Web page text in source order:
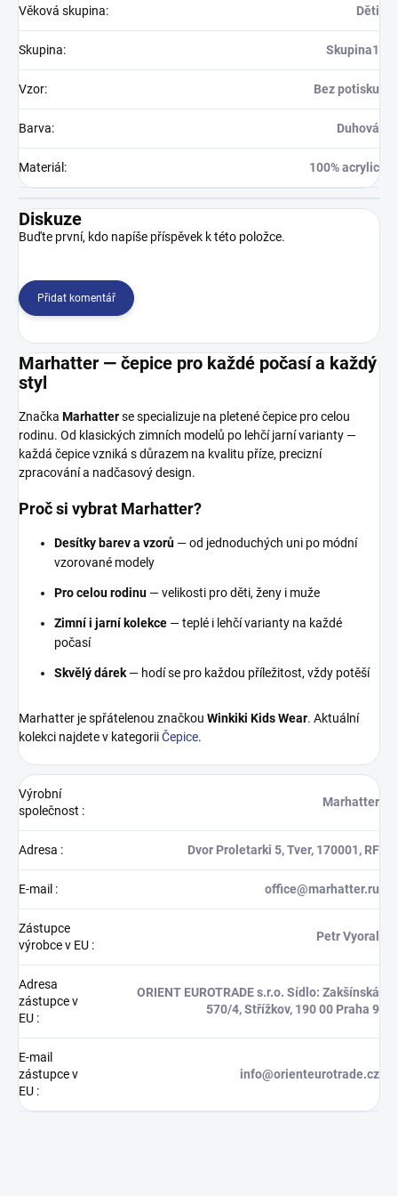
Věková skupina: Děti
Skupina: Skupina1
Vzor: Bez potisku
Barva: Duhová
Materiál : 100% acrylic
Diskuze
Buďte první, kdo napíše příspěvek k této položce.
Přidat komentář
Marhatter — čepice pro každé počasí a každý
styl
Značka Marhatterse specializuje na pletené čepice pro celou
rodinu. Od klasických zimních modelů po lehčí jarní varianty —
každá čepice vzniká s důrazem na kvalitu příze, precizní
zpracování a nadčasový design.
Proč si vybrat Marhatter?
Desítky barev a vzorů — od jednoduchých uni po módní
vzorované modely
Pro celou rodinu — velikosti pro děti, ženy i muže
Zimní i jarní kolekce — teplé i lehčí varianty na každé
počasí
Skvělý dárek — hodí se pro každou příležitost, vždy potěší
Marhatter je spřátelenou značkou Winkiki Kids Wear. Aktuální
kolekci najdete v kategoriiČepice.
Výrobní
společnost :
Marhatter
Adresa : Dvor Proletarki 5, Tver, 170001, RF
E-mail : office@marhatter.ru
Zástupce
výrobce v EU :
Petr Vyoral
Adresa
zástupce v
EU :
ORIENT EUROTRADE s.r.o. Sídlo: Zakšínská
570/4, Střížkov, 190 00 Praha 9
E-mail
zástupce v
EU :
info@orienteurotrade.cz